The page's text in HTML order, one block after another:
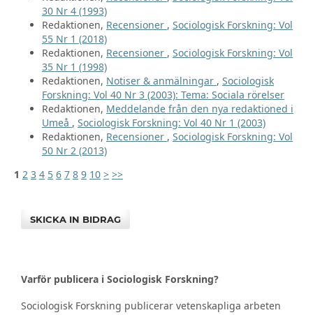
30 Nr 4 (1993)
Redaktionen, Recensioner , Sociologisk Forskning: Vol
55 Nr 1 (2018)
Redaktionen, Recensioner , Sociologisk Forskning: Vol
35 Nr 1 (1998)
Redaktionen, Notiser & anmälningar , Sociologisk
Forskning: Vol 40 Nr 3 (2003): Tema: Sociala rörelser
Redaktionen, Meddelande från den nya redaktioned i
Umeå , Sociologisk Forskning: Vol 40 Nr 1 (2003)
Redaktionen, Recensioner , Sociologisk Forskning: Vol
50 Nr 2 (2013)
1 2 3 4 5 6 7 8 9 10 > >>
SKICKA IN BIDRAG
Varför publicera i Sociologisk Forskning?
Sociologisk Forskning publicerar vetenskapliga arbeten